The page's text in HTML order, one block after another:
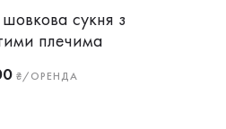
сукня з
плечима
₴/ОРЕНДА